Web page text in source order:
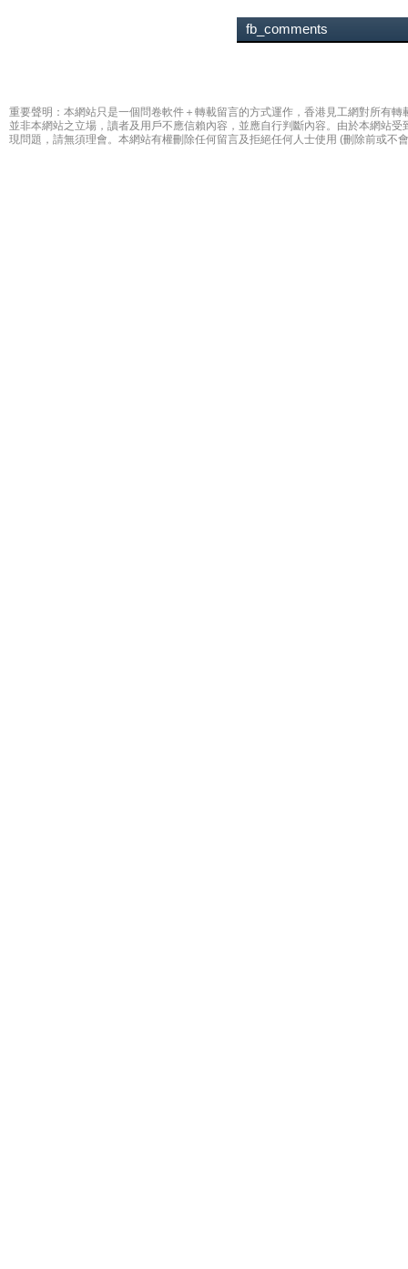
fb_comments
重要聲明：本網站只是一個問卷軟件＋轉載留言的方式運作，香港見工網對所有
並非本網站之立場，讀者及用戶不應信賴內容，並應自行判斷內容。由於本網站
現問題，請無須理會。本網站有權刪除任何留言及拒絕任何人士使用 (刪除前或